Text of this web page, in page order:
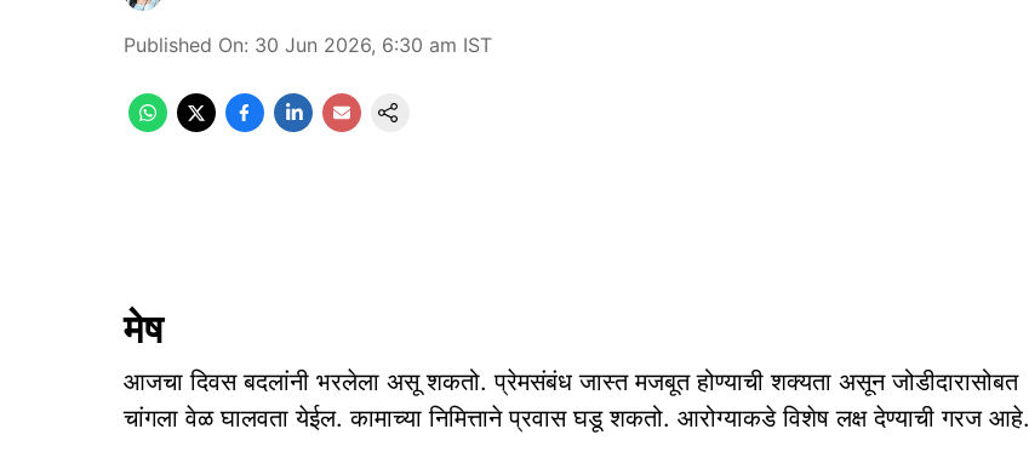
Published On: 30 Jun 2026, 6:30 am IST
मेष
आजचा दिवस बदलांनी भरलेला असू शकतो. प्रेमसंबंध जास्त मजबूत होण्याची शक्यता असून जोडीदारासोबत
चांगला वेळ घालवता येईल. कामाच्या निमित्ताने प्रवास घडू शकतो. आरोग्याकडे विशेष लक्ष देण्याची गरज आहे.